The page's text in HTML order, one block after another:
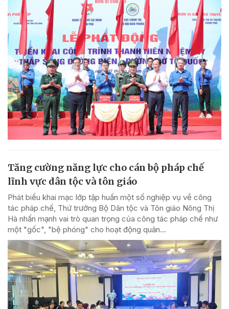
Tăng cường năng lực cho cán bộ pháp chế
lĩnh vực dân tộc và tôn giáo
Phát biểu khai mạc lớp tập huấn một số nghiệp vụ về công
tác pháp chế, Thứ trưởng Bộ Dân tộc và Tôn giáo Nông Thị
Hà nhấn mạnh vai trò quan trọng của công tác pháp chế như
một "gốc", "bệ phóng" cho hoạt động quản...